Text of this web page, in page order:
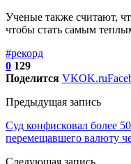
Ученые также считают,
чтобы стать самым
#рекорд
0 129
Поделится VKOK.ru
Предыдущая запись
Суд конфисковал более
перемещавшего валюту
Следующая запись